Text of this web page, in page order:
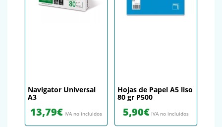
Navigator Universal
A3
13,79€ IVA no incluidos
Hojas de Papel A5 liso
80 gr P500
5,90€ IVA no incluidos